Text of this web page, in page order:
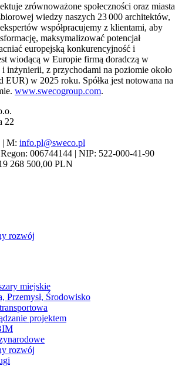
zrównoważone społeczności oraz miasta
wiedzy naszych 23 000 architektów,
współpracujemy z klientami, aby
maksymalizować potencjał
europejską konkurencyjność i
wiodącą w Europie firmą doradczą w
inżynierii, z przychodami na poziomie około
EUR) w 2025 roku. Spółka jest notowana na
www.swecogroup.com.
22
| M: info.pl@sweco.pl
006744144 | NIP: 522-000-41-90
268 500,00 PLN
rozwój
miejskie
Przemysł, Środowisko
projektem
rozwój